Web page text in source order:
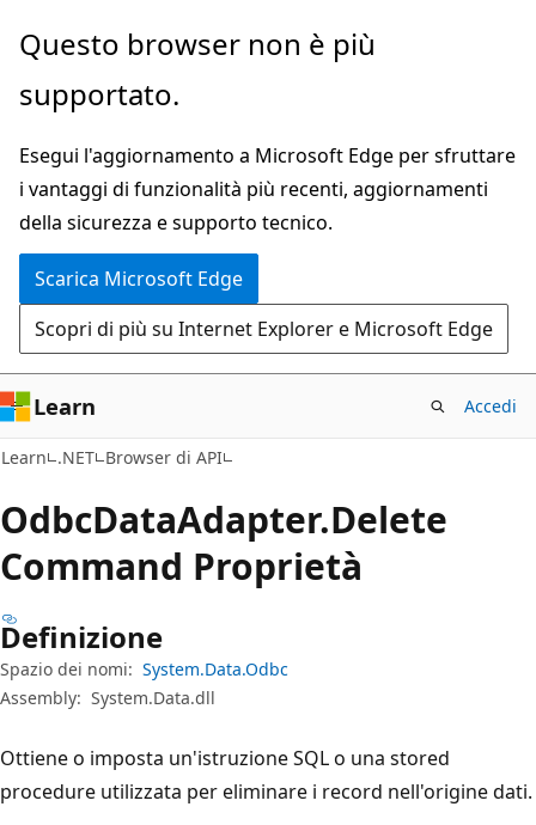
Ignora
passa
contenuto
principale
Passare
allo
spostamento
pagina
Questo browser non è più
supportato.
Esegui l'aggiornamento a Microsoft Edge per sfruttare
i vantaggi di funzionalità più recenti, aggiornamenti
della sicurezza e supporto tecnico.
Scarica Microsoft Edge
Scopri di più su Internet Explorer e Microsoft Edge
Learn Accedi
Learn .NET Browser di API
OdbcDataAdapter.Delete
Command Proprietà
Definizione
Spazio dei nomi: System.Data.Odbc
Assembly: System.Data.dll
Ottiene o imposta un'istruzione SQL o una stored
procedure utilizzata per eliminare i record nell'origine dati.